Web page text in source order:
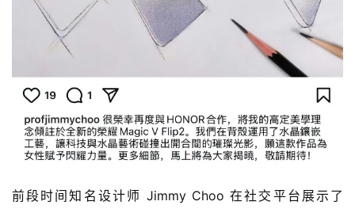
前段时间知名设计师 Jimmy Choo 在社交平台展示了